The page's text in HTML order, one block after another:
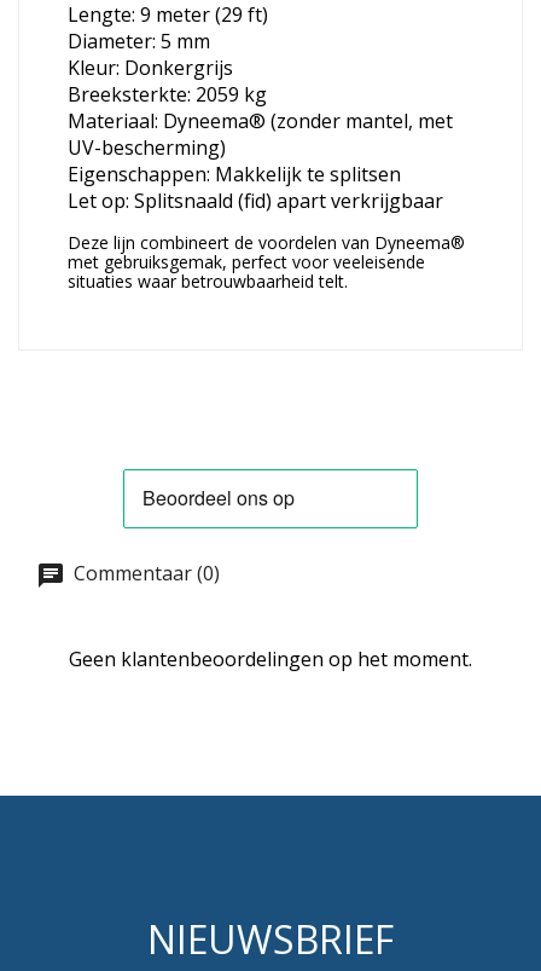
Lengte: 9 meter (29 ft)
Diameter: 5 mm
Kleur: Donkergrijs
Breeksterkte: 2059 kg
Materiaal: Dyneema® (zonder mantel, met
UV-bescherming)
Eigenschappen: Makkelijk te splitsen
Let op: Splitsnaald (fid) apart verkrijgbaar
Deze lijn combineert de voordelen van Dyneema®
met gebruiksgemak, perfect voor veeleisende
situaties waar betrouwbaarheid telt.
Commentaar (0)
Geen klantenbeoordelingen op het moment.
NIEUWSBRIEF